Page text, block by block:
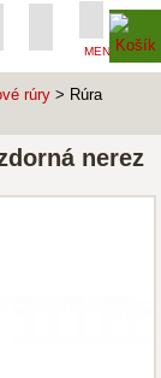
MENU
rúry > Rúra
nerez